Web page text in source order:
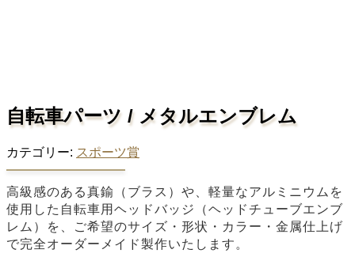
自転車パーツ / メタルエンブレム
カテゴリー: スポーツ賞
高級感のある真鍮（ブラス）や、軽量なアルミニウムを
使用した自転車用ヘッドバッジ（ヘッドチューブエンブ
レム）を、ご希望のサイズ・形状・カラー・金属仕上げ
で完全オーダーメイド製作いたします。